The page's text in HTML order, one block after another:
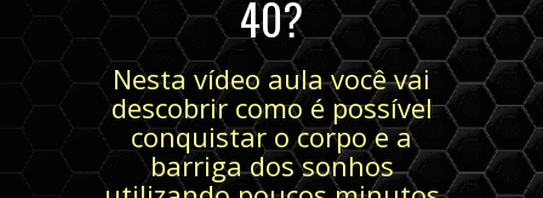
40?
Nesta vídeo aula você vai
descobrir como é possível
conquistar o corpo e a
barriga dos sonhos